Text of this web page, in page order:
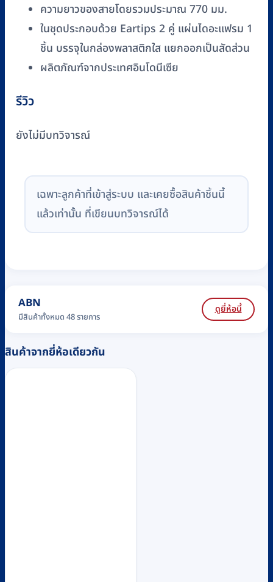
ความยาวของสายโดยรวมประมาณ 770 มม.
ในชุดประกอบด้วย Eartips 2 คู่ แผ่นไดอะแฟรม 1
ชิ้น บรรจุในกล่องพลาสติกใส แยกออกเป็นสัดส่วน
ผลิตภัณฑ์จากประเทศอินโดนีเซีย
รีวิว
ยังไม่มีบทวิจารณ์
เฉพาะลูกค้าที่เข้าสู่ระบบ และเคยซื้อสินค้าชิ้นนี้
แล้วเท่านั้น ที่เขียนบทวิจารณ์ได้
ABN
มีสินค้าทั้งหมด 48 รายการ
ดูยี่ห้อนี้
สินค้าจากยี่ห้อเดียวกัน